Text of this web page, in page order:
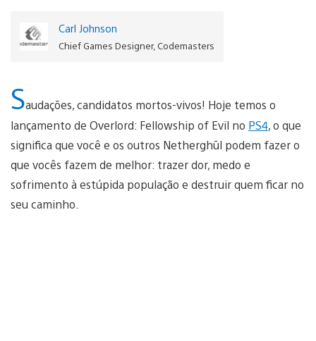
Carl Johnson
Chief Games Designer, Codemasters
Saudações, candidatos mortos-vivos! Hoje temos o
lançamento de Overlord: Fellowship of Evil no PS4, o que
significa que você e os outros Netherghūl podem fazer o
que vocês fazem de melhor: trazer dor, medo e
sofrimento à estúpida população e destruir quem ficar no
seu caminho.